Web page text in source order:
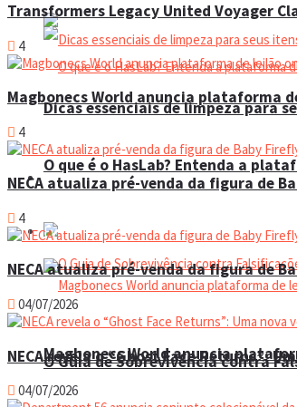
O que é o HasLab? Entenda a
O Guia de Sobrevivência contra
Dicas essenciais de limpeza para
Espaço do colecionador
Eventos
Magbonecs World anuncia
Transformers Legacy United Voyager
4
Magbonecs World anuncia plataforma
4
NECA atualiza pré-venda da figura de
4
NECA atualiza pré-venda da figura de
04/07/2026
NECA revela o “Ghost Face Returns”:
04/07/2026